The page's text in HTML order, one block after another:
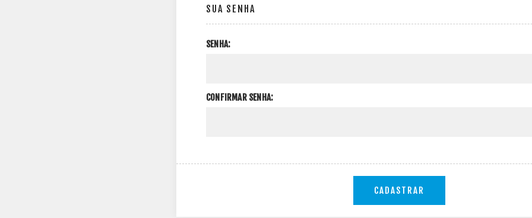
SUA SENHA
SENHA:
CONFIRMAR SENHA:
CADASTRAR